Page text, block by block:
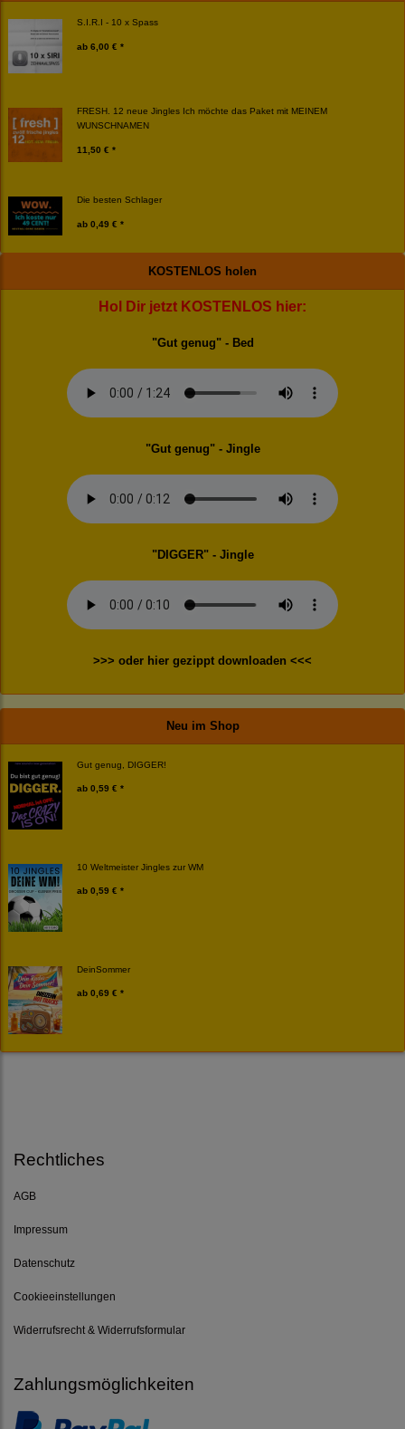
S.I.R.I - 10 x Spass
ab 6,00 € *
FRESH. 12 neue Jingles Ich möchte das Paket mit MEINEM
WUNSCHNAMEN
11,50 € *
Die besten Schlager
ab 0,49 € *
KOSTENLOS holen
Hol Dir jetzt KOSTENLOS hier:
"Gut genug" - Bed
"Gut genug" - Jingle
"DIGGER" - Jingle
>>> oder hier gezippt downloaden <<<
Neu im Shop
Gut genug, DIGGER!
ab 0,59 € *
10 Weltmeister Jingles zur WM
ab 0,59 € *
DeinSommer
ab 0,69 € *
Rechtliches
AGB
Impressum
Datenschutz
Cookieeinstellungen
Widerrufsrecht & Widerrufsformular
Zahlungsmöglichkeiten